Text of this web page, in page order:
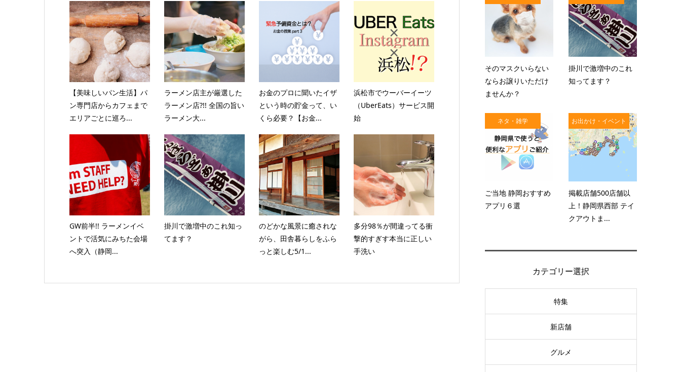
【美味しいパン生活】パ
ン専門店からカフェまで
エリアごとに巡ろ...
ラーメン店主が厳選した
ラーメン店?!! 全国の旨い
ラーメン大...
お金のプロに聞いたイザ
という時の貯金って、い
くら必要？【お金...
浜松市でウーバーイーツ
（UberEats）サービス開
始
GW前半!! ラーメンイベ
ントで活気にみちた会場
へ突入（静岡...
掛川で激増中のこれ知っ
てます？
のどかな風景に癒されな
がら、田舎暮らしをふら
っと楽しむ5/1...
多分98％が間違ってる衝
撃的すぎす本当に正しい
手洗い
そのマスクいらない
ならお譲りいただけ
ませんか？
掛川で激増中のこれ
知ってます？
ネタ・雑学
ご当地 静岡おすすめ
アプリ６選
お出かけ・イベント
掲載店舗500店舗以
上！静岡県西部 テイ
クアウトま...
カテゴリー選択
特集
新店舗
グルメ